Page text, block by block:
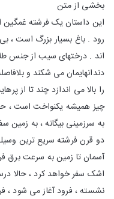
بخشی از متن
این داستان یک فرشته غمگین
رود . باغ بسیار بزرگ است ،
اند . درختهای سیب از جنس
دندانهایمان می شکند و
را بالا می اندازد چند تا از
چیز همیشه یکنواخت است ،
به سرزمینی بیگانه ، به زمین
دو قرن فرشته سریع ترین
آسمان تا زمین به سرعت برق
اشک سفر خواهد کرد ، حالا
نشسته ، فرود آغاز می شود